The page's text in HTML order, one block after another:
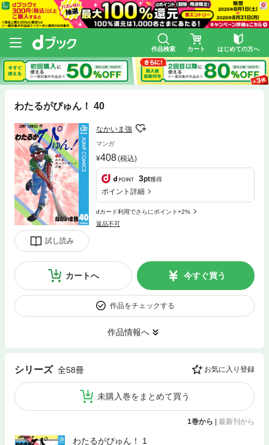
作品検索 カート はじめての方へ
わたるがぴゅん！ 40
試し読み
なかいま強
マンガ
408(税込)
3pt獲得
ポイント詳細
dカード利用でさらにポイント+2%
返品不可
カートへ 今すぐ買う
作品をチェックする
作品情報へ
シリーズ 全58冊 お気に入り登録
未購入巻をまとめて買う
1巻から 最新刊から
わたるがぴゅん！ 1